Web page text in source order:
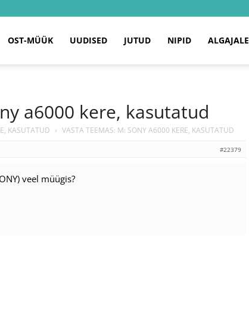
OST-MÜÜK UUDISED JUTUD NIPID ALGAJALE
a6000 kere, kasutatud
KASUTATUD › VASTA TEEMAS: M: SONY A6000 KERE, KASUTATUD
#22379
veel müügis?